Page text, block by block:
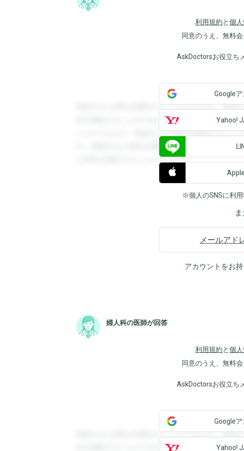
利用規約と個
同意のうえ、無料
AskDoctorsお役立ち
登録すると回答を閲覧することができます。登録
答を閲覧することができます。登録すると回答を
ことができます。登録すると回答を閲覧すること
す。登録すると回答を閲覧することができます。
と回答を閲覧することができます。
Google
Yahoo!
※個人のSNSに利
メールアド
アカウントをお
婦人科の医師が回答
利用規約と個
同意のうえ、無料
AskDoctorsお役立ち
登録すると回答を閲覧することができます。登録
答を閲覧することができます。登録すると回答を
Google
Yahoo!